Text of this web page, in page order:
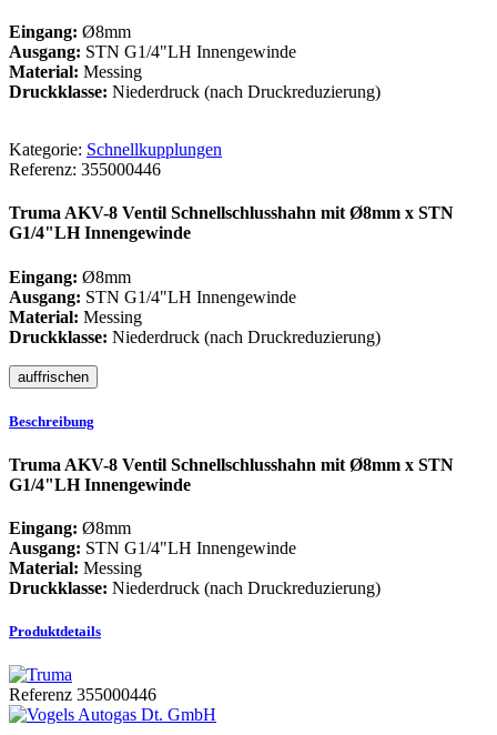
Eingang: Ø8mm
Ausgang: STN G1/4"LH Innengewinde
Material: Messing
Druckklasse: Niederdruck (nach Druckreduzierung)
Kategorie: Schnellkupplungen
Referenz: 355000446
Truma AKV-8 Ventil Schnellschlusshahn mit Ø8mm x STN
G1/4"LH Innengewinde
Eingang: Ø8mm
Ausgang: STN G1/4"LH Innengewinde
Material: Messing
Druckklasse: Niederdruck (nach Druckreduzierung)
Beschreibung
Truma AKV-8 Ventil Schnellschlusshahn mit Ø8mm x STN
G1/4"LH Innengewinde
Eingang: Ø8mm
Ausgang: STN G1/4"LH Innengewinde
Material: Messing
Druckklasse: Niederdruck (nach Druckreduzierung)
Produktdetails
Referenz 355000446